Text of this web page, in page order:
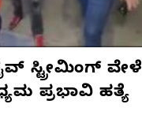
ಸ್ಟ್ರೀಮಿಂಗ್ ವೇಳೆ
ಪ್ರಭಾವಿ ಹತ್ಯೆ